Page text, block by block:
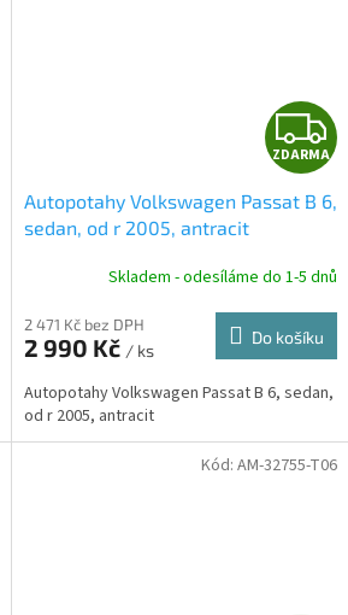
M
Z
D
R
A
ZDARMA
Autopotahy Volkswagen Passat B 6,
sedan, od r 2005, antracit
Skladem - odesíláme do 1-5 dnů
2 471 Kč bez DPH
2 990 Kč / ks
Do košíku
Autopotahy Volkswagen Passat B 6, sedan,
od r 2005, antracit
Kód: AM-32755-T06